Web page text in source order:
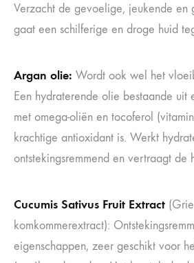
Verzacht de gevoelige, jeukende en
gaat een schilferige en droge huid
Argan olie: Wordt ook wel het
Een hydraterende olie bestaande uit
met omega-oliën en tocoferol
krachtige antioxidant is. Werkt
ontstekingsremmend en vertraagt de
Cucumis Sativus Fruit Extract
komkommerextract):
eigenschappen, zeer geschikt voor